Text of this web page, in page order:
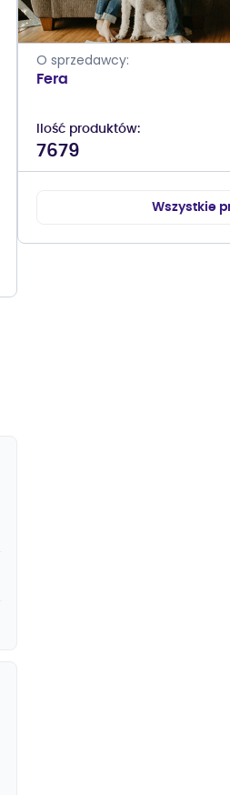
O sprzedawcy
Fera
Ilość produktów
7679
Wszystkie